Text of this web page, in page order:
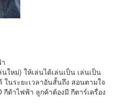
ใหม่) ให้เล่นได้เล่นเป็น เล่นเป็น
ในระยะเวลาอันสั้นถึง สอนตามใจ
กีต้าไฟฟ้า ลูกค้าต้องมี กีตาร์เครื่อง